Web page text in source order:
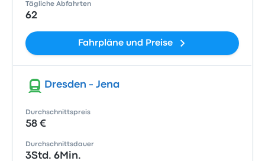
Tägliche Abfahrten
62
Fahrpläne und Preise
Dresden - Jena
Durchschnittspreis
58 €
Durchschnittsdauer
3Std. 6Min.